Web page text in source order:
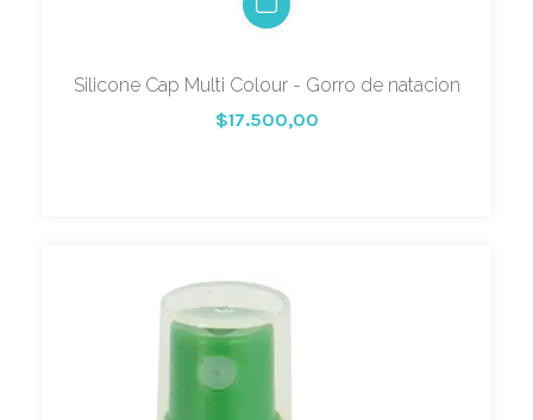
Silicone Cap Multi Colour - Gorro de natacion
$17.500,00